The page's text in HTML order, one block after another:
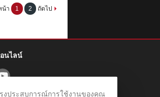
น้า 1 2 ถัดไป
นไลน์
งประสบการณ์การใช้งานของคุณ